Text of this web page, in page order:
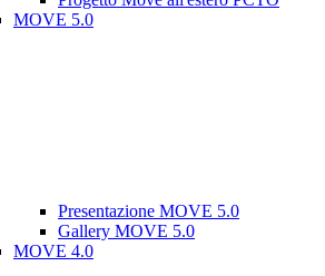
MOVE 5.0
Presentazione MOVE 5.0
Gallery MOVE 5.0
MOVE 4.0